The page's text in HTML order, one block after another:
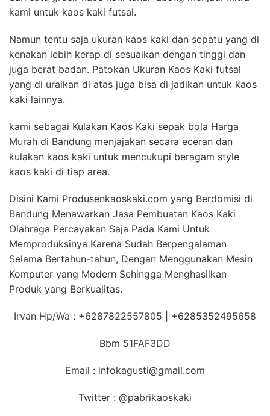
kami untuk kaos kaki futsal.
Namun tentu saja ukuran kaos kaki dan sepatu yang di
kenakan lebih kerap di sesuaikan dengan tinggi dan
juga berat badan. Patokan Ukuran Kaos Kaki futsal
yang di uraikan di atas juga bisa di jadikan untuk kaos
kaki lainnya.
kami sebagai Kulakan Kaos Kaki sepak bola Harga
Murah di Bandung menjajakan secara eceran dan
kulakan kaos kaki untuk mencukupi beragam style
kaos kaki di tiap area.
Disini Kami Produsenkaoskaki.com yang Berdomisi di
Bandung Menawarkan Jasa Pembuatan Kaos Kaki
Olahraga Percayakan Saja Pada Kami Untuk
Memproduksinya Karena Sudah Berpengalaman
Selama Bertahun-tahun, Dengan Menggunakan Mesin
Komputer yang Modern Sehingga Menghasilkan
Produk yang Berkualitas.
Irvan Hp/Wa : +6287822557805 | +6285352495658
Bbm 51FAF3DD
Email : infokagusti@gmail.com
Twitter : @pabrikaoskaki